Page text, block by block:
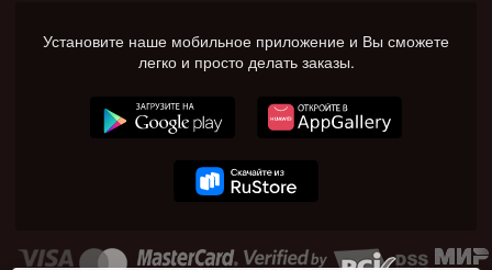
Установите наше мобильное приложение и Вы сможете
легко и просто делать заказы.